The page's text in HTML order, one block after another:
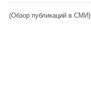
(Обзор публикаций в СМИ)